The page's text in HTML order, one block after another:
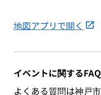
地図アプリで開く
イベントに関するFAQ